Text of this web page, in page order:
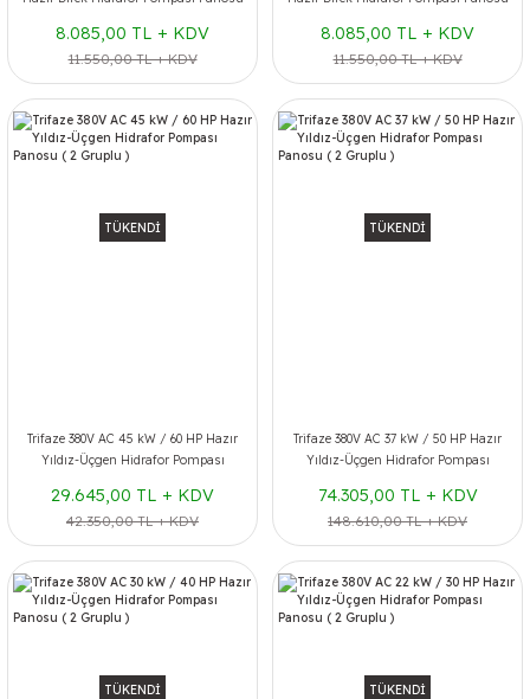
8.085,00 TL + KDV
11.550,00 TL + KDV
8.085,00 TL + KDV
11.550,00 TL + KDV
TÜKENDİ
Trifaze 380V AC 45 kW / 60 HP Hazır
Yıldız-Üçgen Hidrafor Pompası
29.645,00 TL + KDV
42.350,00 TL + KDV
TÜKENDİ
Trifaze 380V AC 37 kW / 50 HP Hazır
Yıldız-Üçgen Hidrafor Pompası
74.305,00 TL + KDV
148.610,00 TL + KDV
TÜKENDİ TÜKENDİ